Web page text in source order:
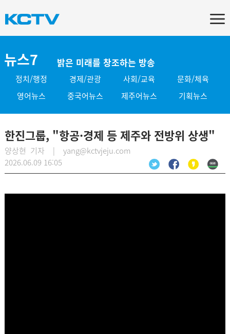
뉴스7 밝은 미래를 창조하는 방송
정치/행정 경제/관광 사회/교육
문화/체육
영어뉴스
중국어뉴스 제주어뉴스 기획뉴스
한진그룹, "항공·경제 등 제주와 전방위 상생"
양상현 기자 | yang@kctvjeju.com
2026.06.09 16:05